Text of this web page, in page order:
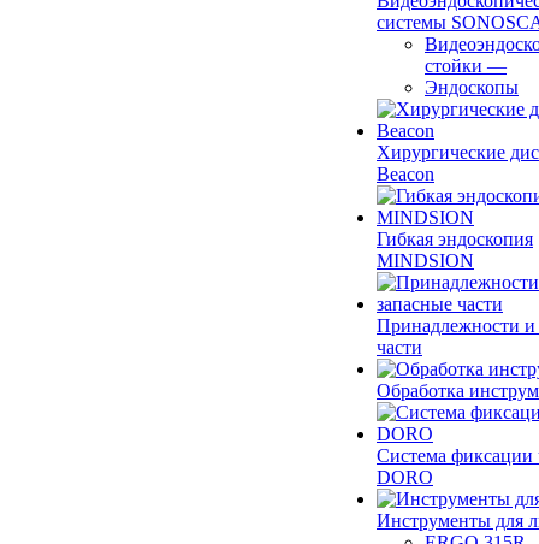
системы
стойки —
Эндоскопы
Хирургические
Beacon
Гибкая эндоскопия
MINDSION
Принадлежности и
части
Обработка
Система фиксации
DORO
Инструменты для